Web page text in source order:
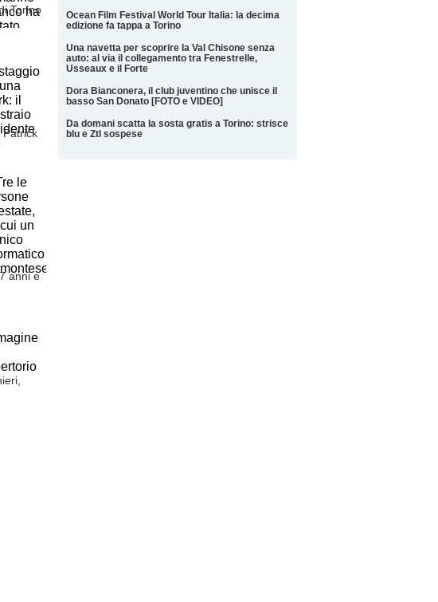
Ocean Film Festival World Tour Italia: la decima
edizione fa tappa a Torino
Una navetta per scoprire la Val Chisone senza
auto: al via il collegamento tra Fenestrelle,
Usseaux e il Forte
Dora Bianconera, il club juventino che unisce il
basso San Donato [FOTO e VIDEO]
Da domani scatta la sosta gratis a Torino: strisce
blu e Ztl sospese
Torino
Patrick
anni e